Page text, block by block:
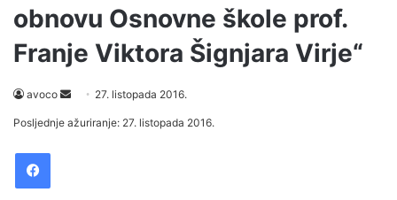
obnovu Osnovne škole prof.
Franje Viktora Šignjara Virje“
avoco
e
27. listopada 2016.
Posljednje ažuriranje: 27. listopada 2016.